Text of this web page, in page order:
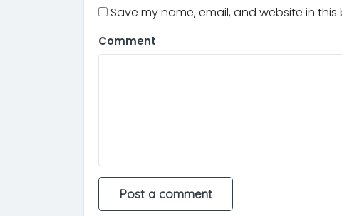
Save my name, email, and website in
Comment